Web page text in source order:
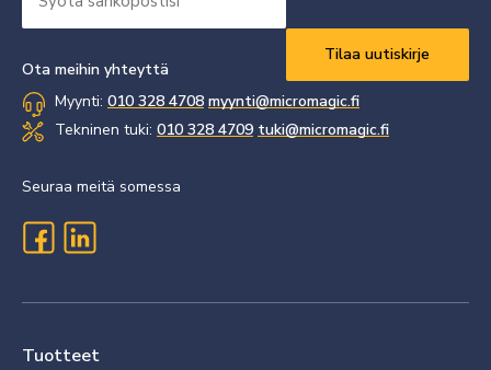
sähköpostisi
Ota meihin yhteyttä
Myynti: 010 328 4708 myynti@micromagic.fi
Tekninen tuki: 010 328 4709 tuki@micromagic.fi
Seuraa meitä somessa
Tuotteet